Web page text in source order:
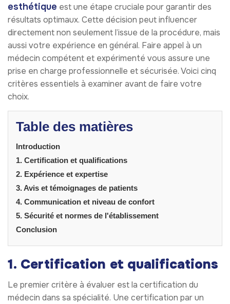
esthétique est une étape cruciale pour garantir des
résultats optimaux. Cette décision peut influencer
directement non seulement l’issue de la procédure, mais
aussi votre expérience en général. Faire appel à un
médecin compétent et expérimenté vous assure une
prise en charge professionnelle et sécurisée. Voici cinq
critères essentiels à examiner avant de faire votre
choix.
Table des matières
Introduction
1. Certification et qualifications
2. Expérience et expertise
3. Avis et témoignages de patients
4. Communication et niveau de confort
5. Sécurité et normes de l'établissement
Conclusion
1. Certification et qualifications
Le premier critère à évaluer est la certification du
médecin dans sa spécialité. Une certification par un